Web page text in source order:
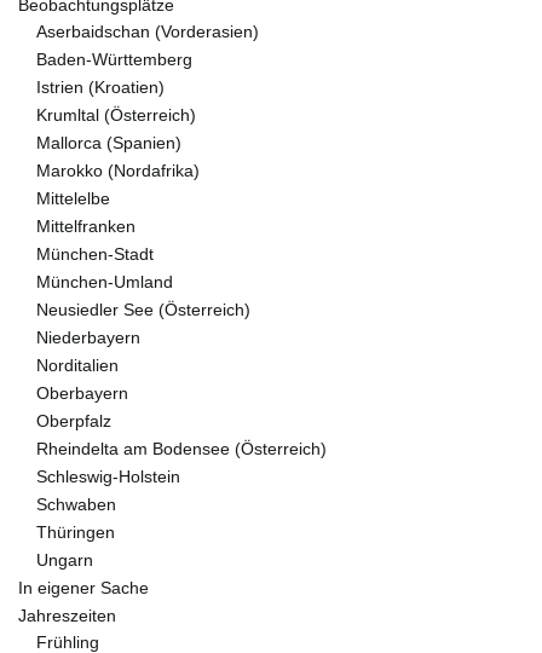
Beobachtungsplätze
Aserbaidschan (Vorderasien)
Baden-Württemberg
Istrien (Kroatien)
Krumltal (Österreich)
Mallorca (Spanien)
Marokko (Nordafrika)
Mittelelbe
Mittelfranken
München-Stadt
München-Umland
Neusiedler See (Österreich)
Niederbayern
Norditalien
Oberbayern
Oberpfalz
Rheindelta am Bodensee (Österreich)
Schleswig-Holstein
Schwaben
Thüringen
Ungarn
In eigener Sache
Jahreszeiten
Frühling